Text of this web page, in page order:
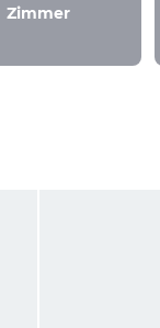
Zimmer